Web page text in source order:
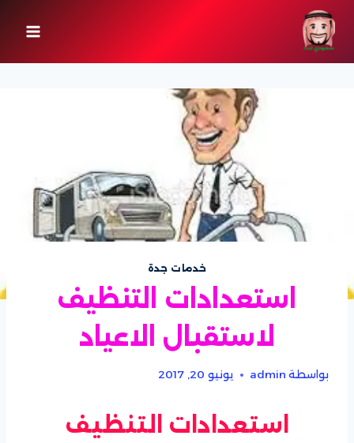
التجاوز
إلى
المحتوى
خدمات جدة
استعدادات التنظيف
لاستقبال الاعياد
بواسطة admin يونيو 20, 2017
استعدادات التنظيف